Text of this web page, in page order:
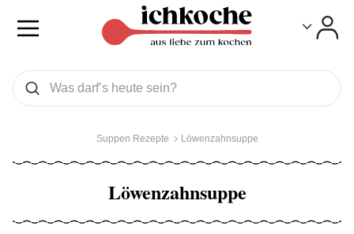
Was wollen Sie suchen
Suchen
Suppen Rezepte Löwenzahnsuppe
Löwenzahnsuppe